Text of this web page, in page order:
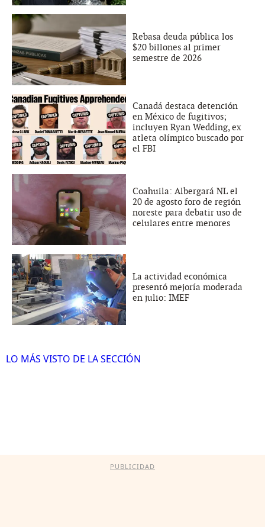
Rebasa deuda pública los
$20 billones al primer
semestre de 2026
Canadá destaca detención
en México de fugitivos;
incluyen Ryan Wedding, ex
atleta olímpico buscado por
el FBI
Coahuila: Albergará NL el
20 de agosto foro de región
noreste para debatir uso de
celulares entre menores
La actividad económica
presentó mejoría moderada
en julio: IMEF
LO MÁS VISTO DE LA SECCIÓN
PUBLICIDAD